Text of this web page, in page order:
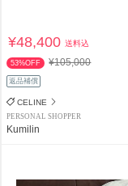
¥48,400送料込
53%OFF ¥105,000
返品補償
CELINE
PERSONAL SHOPPER
Kumilin